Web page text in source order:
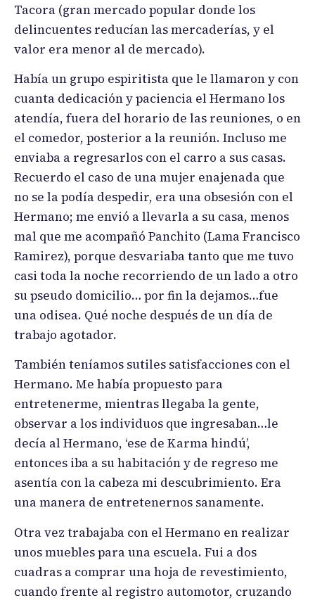
Tacora (gran mercado popular donde los
delincuentes reducían las mercaderías, y el
valor era menor al de mercado).
Había un grupo espiritista que le llamaron y con
cuanta dedicación y paciencia el Hermano los
atendía, fuera del horario de las reuniones, o en
el comedor, posterior a la reunión. Incluso me
enviaba a regresarlos con el carro a sus casas.
Recuerdo el caso de una mujer enajenada que
no se la podía despedir, era una obsesión con el
Hermano; me envió a llevarla a su casa, menos
mal que me acompañó Panchito (Lama Francisco
Ramirez), porque desvariaba tanto que me tuvo
casi toda la noche recorriendo de un lado a otro
su pseudo domicilio… por fin la dejamos…fue
una odisea. Qué noche después de un día de
trabajo agotador.
También teníamos sutiles satisfacciones con el
Hermano. Me había propuesto para
entretenerme, mientras llegaba la gente,
observar a los individuos que ingresaban…le
decía al Hermano, ‘ese de Karma hindú’,
entonces iba a su habitación y de regreso me
asentía con la cabeza mi descubrimiento. Era
una manera de entretenernos sanamente.
Otra vez trabajaba con el Hermano en realizar
unos muebles para una escuela. Fui a dos
cuadras a comprar una hoja de revestimiento,
cuando frente al registro automotor, cruzando